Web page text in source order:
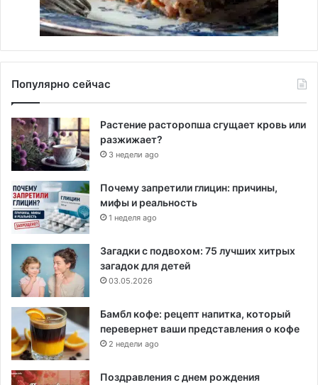
Популярно сейчас
Растение расторопша сгущает кровь или
разжижает?
3 недели ago
Почему запретили глицин: причины,
мифы и реальность
1 неделя ago
Загадки с подвохом: 75 лучших хитрых
загадок для детей
03.05.2026
Бамбл кофе: рецепт напитка, который
перевернет ваши представления о кофе
2 недели ago
Поздравления с днем рождения